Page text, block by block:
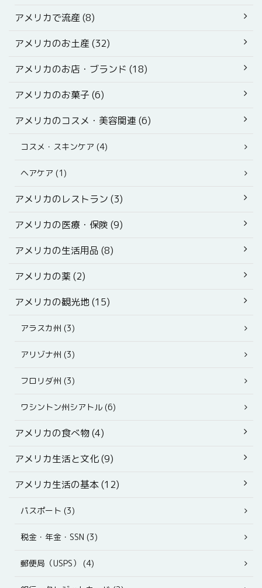
アメリカで流産 (8)
アメリカのお土産 (32)
アメリカのお店・ブランド (18)
アメリカのお菓子 (6)
アメリカのコスメ・美容関連 (6)
コスメ・スキンケア (4)
ヘアケア (1)
アメリカのレストラン (3)
アメリカの医療・保険 (9)
アメリカの生活用品 (8)
アメリカの薬 (2)
アメリカの観光地 (15)
アラスカ州 (3)
アリゾナ州 (3)
フロリダ州 (3)
ワシントン州シアトル (6)
アメリカの食べ物 (4)
アメリカ生活と文化 (9)
アメリカ生活の基本 (12)
パスポート (3)
税金・年金・SSN (3)
郵便局（USPS） (4)